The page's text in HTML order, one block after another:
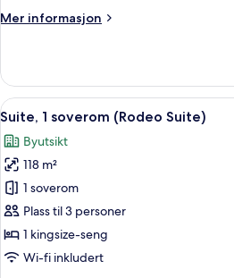
Mer informasjon
Mer
1
soverom,
peis
Åpne
alle
bildene
av
Suite,
1
soverom
(Rodeo
6
Suite, 1 soverom (Rodeo Suite)
Byutsikt
118 m²
1 soverom
Plass til 3 personer
1 kingsize-seng
Wi-fi inkludert